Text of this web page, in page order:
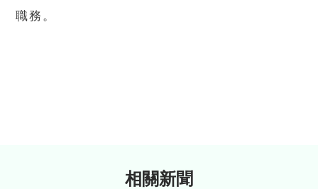
職務。
相關新聞